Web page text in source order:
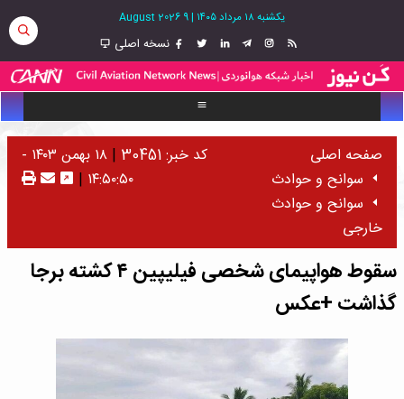
یکشنبه ۱۸ مرداد ۱۴۰۵ |
9 August 2026
نسخه اصلی
صفحه اصلی
سوانح و حوادث
سوانح و حوادث
خارجی
کد خبر: 30451 |
۱۸ بهمن ۱۴۰۳ -
۱۴:۵۰:۵۰ |
سقوط هواپیمای شخصی فیلیپین ۴ کشته برجا
گذاشت +عکس